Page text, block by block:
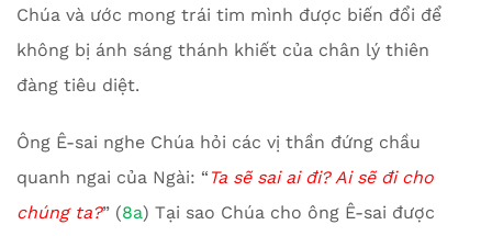
Chúa và ước mong trái tim mình được biến đổi để
không bị ánh sáng thánh khiết của chân lý thiên
đàng tiêu diệt.
Ông Ê-sai nghe Chúa hỏi các vị thần đứng chầu
quanh ngai của Ngài: “ Ta sẽ sai ai đi? Ai sẽ đi cho
chúng ta?” (8a) Tại sao Chúa cho ông Ê-sai được